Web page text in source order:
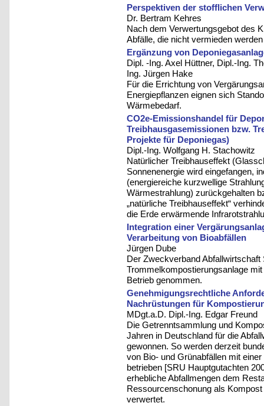
Perspektiven der stofflichen
Dr. Bertram Kehres
Nach dem Verwertungsgebot des
Abfälle, die nicht vermieden
Ergänzung von
Dipl. -Ing. Axel Hüttner, Dipl.-Ing.
Ing. Jürgen Hake
Für die Errichtung von
Energiepflanzen eignen sich
Wärmebedarf.
CO2e-Emissionshandel für
Treibhausgasemissionen bzw.
Projekte für Deponiegas)
Dipl.-Ing. Wolfgang H. Stachowitz
Natürlicher Treibhauseffekt
Sonnenenergie wird eingefangen,
(energiereiche kurzwellige
Wärmestrahlung) zurückgehalten
„natürliche Treibhauseffekt“
die Erde erwärmende
Integration einer
Verarbeitung von Bioabfällen
Jürgen Dube
Der Zweckverband
Trommelkompostierungsanlage
Betrieb genommen.
Genehmigungsrechtliche
Nachrüstungen für
MDgt.a.D. Dipl.-Ing. Edgar Freund
Die Getrenntsammlung und
Jahren in Deutschland für die
gewonnen. So werden derzeit
von Bio- und Grünabfällen mit
betrieben [SRU Hauptgutachten
erhebliche Abfallmengen dem
Ressourcenschonung als
verwertet.